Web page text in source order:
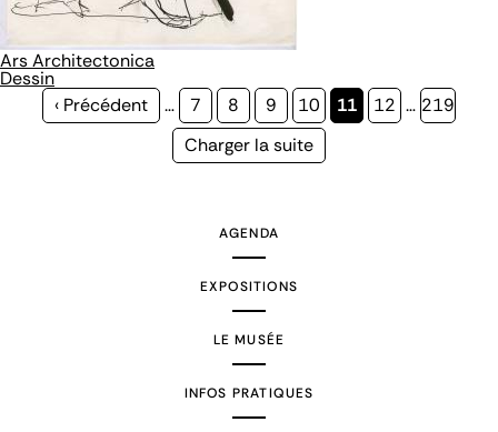
Ars Architectonica
Dessin
Page
‹ Précédent … Page
7 Page
8 Page
9 Page
10
Page
11 Page
12 … Page
219
Page
Charger la suite
AGENDA
EXPOSITIONS
LE MUSÉE
INFOS PRATIQUES